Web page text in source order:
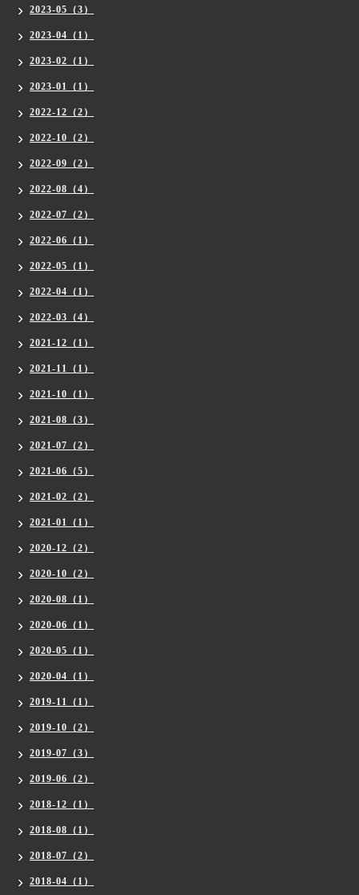
2023-05（3）
2023-04（1）
2023-02（1）
2023-01（1）
2022-12（2）
2022-10（2）
2022-09（2）
2022-08（4）
2022-07（2）
2022-06（1）
2022-05（1）
2022-04（1）
2022-03（4）
2021-12（1）
2021-11（1）
2021-10（1）
2021-08（3）
2021-07（2）
2021-06（5）
2021-02（2）
2021-01（1）
2020-12（2）
2020-10（2）
2020-08（1）
2020-06（1）
2020-05（1）
2020-04（1）
2019-11（1）
2019-10（2）
2019-07（3）
2019-06（2）
2018-12（1）
2018-08（1）
2018-07（2）
2018-04（1）